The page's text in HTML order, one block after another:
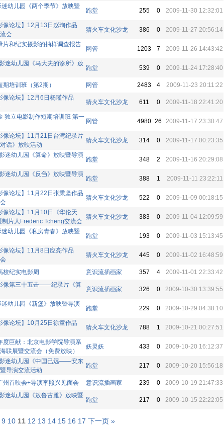
幼儿园《两个季节》放映暨
跑堂 255 0 2009-11-30 12:32:01
像论坛】12月13日赵珣作品
会
猜火车文化沙龙 386 0 2009-11-27 20:56:14
片和纪实摄影的抽样调查报告
网管 1203 7 2009-11-26 14:43:42
迷幼儿园《马大夫的诊所》放
跑堂 539 0 2009-11-24 17:28:40
培训班（第2期） 网管 2483 4
2009-11-23 20:11:22
像论坛】12月6日杨瑾作品
猜火车文化沙龙 611 0 2009-11-18 22:41:20
独立电影制作短期培训班 第一
网管 4980 26 2009-11-17 23:30:47
像论坛】11月21日台湾纪录片
话》放映活动
猜火车文化沙龙 314 0 2009-11-17 00:23:35
迷幼儿园《算命》放映暨导演
跑堂 348 2 2009-11-16 20:29:08
迷幼儿园《反刍》放映暨导演
跑堂 388 1 2009-11-11 23:22:11
像论坛】11月22日张秉坚作品
猜火车文化沙龙 522 0 2009-11-09 00:18:15
像论坛】11月10日《华伦天
片人Frederic Tcheng交流会
猜火车文化沙龙 383 0 2009-11-04 12:09:59
幼儿园《私房青春》放映暨
跑堂 193 0 2009-11-03 15:13:45
像论坛】11月8日应亮作品
猜火车文化沙龙 445 0 2009-11-02 16:48:59
纪实电影周 意识流插画家 357 4
2009-11-01 22:33:42
像第三十五击——纪录片《算
意识流插画家 326 0 2009-10-30 13:39:55
幼儿园《新堡》放映暨导演
跑堂 229 0 2009-10-29 04:38:10
像论坛】10月25日徐童作品
猜火车文化沙龙 788 1 2009-10-21 00:27:51
度巨献：北京电影学院导演系
联展暨交流会（免费放映）
妖灵妖 433 0 2009-10-20 16:12:37
迷幼儿园《中国已远——安东
导演交流活动
跑堂 217 0 2009-10-20 15:56:18
州首映会+导演李照兴见面会 意识流插画家 239 0
2009-10-19 21:47:33
迷幼儿园《敖鲁古雅》放映暨
跑堂 217 0 2009-10-15 22:22:05
9 10 11 12 13 14 15 16 17 下一页 »